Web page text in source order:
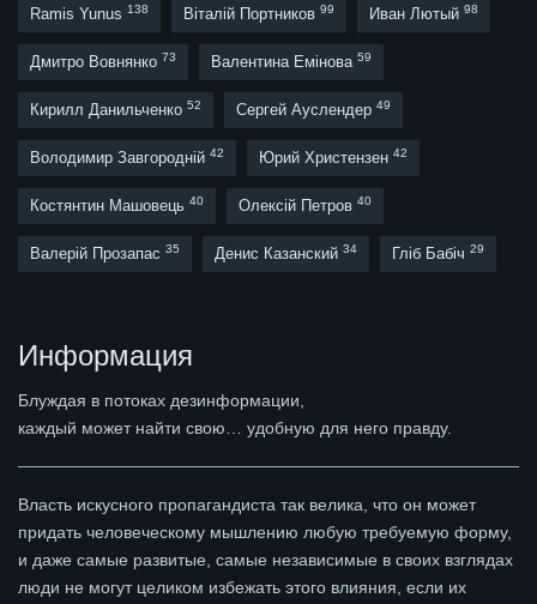
Ramis Yunus 138 Віталій Портников 99 Иван Лютый 98
Дмитро Вовнянко 73 Валентина Емінова 59
Кирилл Данильченко 52 Сергей Ауслендер 49
Володимир Завгородній 42 Юрий Христензен 42
Костянтин Машовець 40 Олексій Петров 40
Валерій Прозапас 35 Денис Казанский 34 Гліб Бабіч 29
Информация
Блуждая в потоках дезинформации,
каждый может найти свою… удобную для него правду.
Власть искусного пропагандиста так велика, что он может
придать человеческому мышлению любую требуемую форму,
и даже самые развитые, самые независимые в своих взглядах
люди не могут целиком избежать этого влияния, если их